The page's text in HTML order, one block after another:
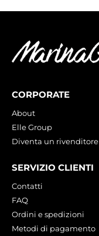
CORPORATE
About
Elle Group
Diventa un rivenditore
SERVIZIO CLIENTI
Contatti
FAQ
Ordini e spedizioni
Metodi di pagamento